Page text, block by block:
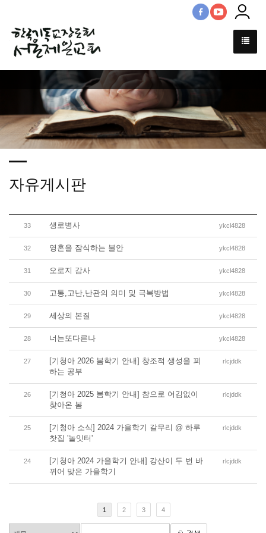
자유게시판
33 생로병사 ykcl4828
32 영혼을 잠식하는 불안 ykcl4828
31 오로지 감사 ykcl4828
30 고통,고난,난관의 의미 및 극복방법 ykcl4828
29 세상의 본질 ykcl4828
28 너는또다른나 ykcl4828
27
[기청아 2026 봄학기 안내] 창조적 생성을 꾀
하는 공부
rlcjddk
26
[기청아 2025 봄학기 안내] 참으로 어김없이
찾아온 봄
rlcjddk
25
[기청아 소식] 2024 가을학기 갈무리 @ 하루
찻집 '놀잇터'
rlcjddk
24
[기청아 2024 가을학기 안내] 강산이 두 번 바
뀌어 맞은 가을학기
rlcjddk
1 2 3 4